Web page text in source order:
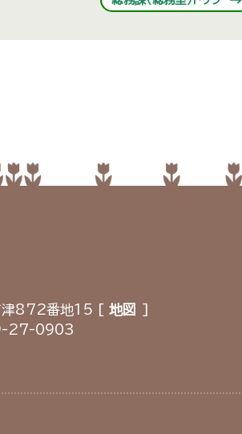
津872番地15 [ 地図
]
27-0903